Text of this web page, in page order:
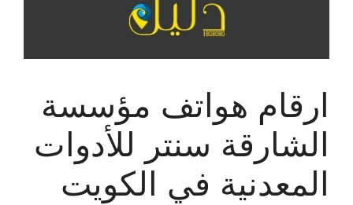
ارقام هواتف مؤسسة
الشارقة سنتر للأدوات
المعدنية في الكويت